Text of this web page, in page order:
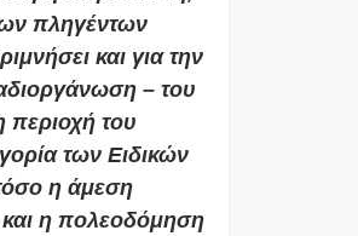
πληγέντων
και για την
– του
περιοχή του
των Ειδικών
η άμεση
η πολεοδόμηση